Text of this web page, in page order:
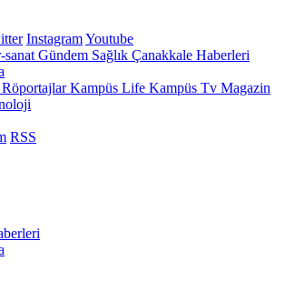
InstagramYoutube
Gündem Sağlık Çanakkale Haberleri
Kampüs Life Kampüs Tv Magazin
RSS